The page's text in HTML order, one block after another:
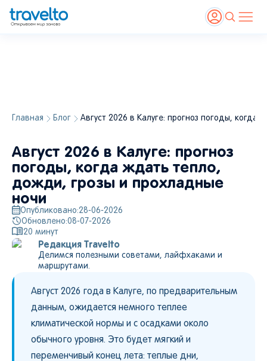
Главная Блог Август 2026 в Калуге: прогноз погоды,
Август 2026 в Калуге: прогноз
погоды, когда ждать тепло,
дожди, грозы и прохладные
ночи
Опубликовано:28-06-2026
Обновлено:08-07-2026
20 минут
Редакция Travelto
Делимся полезными советами, лайфхаками и
маршрутами.
Август 2026 года в Калуге, по предварительным
данным, ожидается немного теплее
климатической нормы и с осадками около
обычного уровня. Это будет мягкий и
переменчивый конец лета: теплые дни,